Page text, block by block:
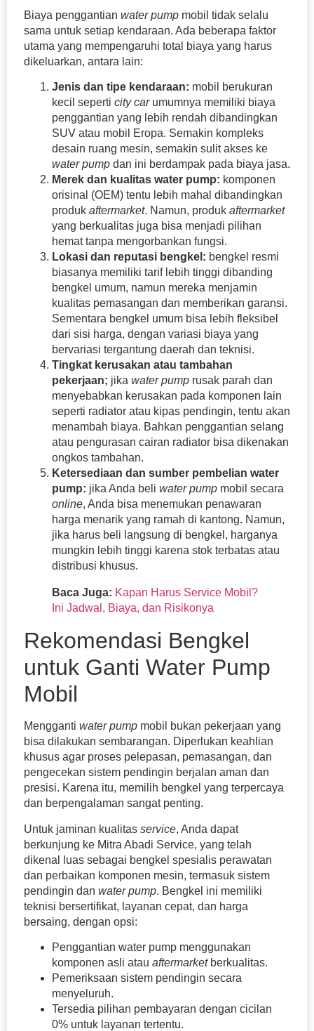
Biaya penggantian water pump mobil tidak selalu
sama untuk setiap kendaraan. Ada beberapa faktor
utama yang mempengaruhi total biaya yang harus
dikeluarkan, antara lain:
Jenis dan tipe kendaraan: mobil berukuran
kecil seperti city car umumnya memiliki biaya
penggantian yang lebih rendah dibandingkan
SUV atau mobil Eropa. Semakin kompleks
desain ruang mesin, semakin sulit akses ke
water pump dan ini berdampak pada biaya jasa.
Merek dan kualitas water pump: komponen
orisinal (OEM) tentu lebih mahal dibandingkan
produk aftermarket. Namun, produk aftermarket
yang berkualitas juga bisa menjadi pilihan
hemat tanpa mengorbankan fungsi.
Lokasi dan reputasi bengkel: bengkel resmi
biasanya memiliki tarif lebih tinggi dibanding
bengkel umum, namun mereka menjamin
kualitas pemasangan dan memberikan garansi.
Sementara bengkel umum bisa lebih fleksibel
dari sisi harga, dengan variasi biaya yang
bervariasi tergantung daerah dan teknisi.
Tingkat kerusakan atau tambahan
pekerjaan; jika water pump rusak parah dan
menyebabkan kerusakan pada komponen lain
seperti radiator atau kipas pendingin, tentu akan
menambah biaya. Bahkan penggantian selang
atau pengurasan cairan radiator bisa dikenakan
ongkos tambahan.
Ketersediaan dan sumber pembelian water
pump: jika Anda beli water pump mobil secara
online, Anda bisa menemukan penawaran
harga menarik yang ramah di kantong. Namun,
jika harus beli langsung di bengkel, harganya
mungkin lebih tinggi karena stok terbatas atau
distribusi khusus.
Baca Juga: Kapan Harus Service Mobil?
Ini Jadwal, Biaya, dan Risikonya
Rekomendasi Bengkel
untuk Ganti Water Pump
Mobil
Mengganti water pump mobil bukan pekerjaan yang
bisa dilakukan sembarangan. Diperlukan keahlian
khusus agar proses pelepasan, pemasangan, dan
pengecekan sistem pendingin berjalan aman dan
presisi. Karena itu, memilih bengkel yang terpercaya
dan berpengalaman sangat penting.
Untuk jaminan kualitas service, Anda dapat
berkunjung ke Mitra Abadi Service, yang telah
dikenal luas sebagai bengkel spesialis perawatan
dan perbaikan komponen mesin, termasuk sistem
pendingin dan water pump. Bengkel ini memiliki
teknisi bersertifikat, layanan cepat, dan harga
bersaing, dengan opsi:
Penggantian water pump menggunakan
komponen asli atau aftermarket berkualitas.
Pemeriksaan sistem pendingin secara
menyeluruh.
Tersedia pilihan pembayaran dengan cicilan
0% untuk layanan tertentu.